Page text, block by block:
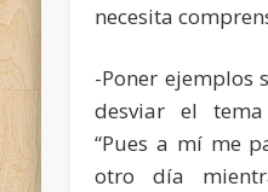
necesita
-Poner ejemplos
desviar el tema
“Pues a mí me
otro día